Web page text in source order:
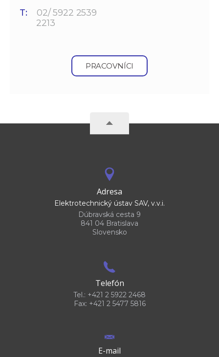
T:
02/ 5922 2539
2213
PRACOVNÍCI
Adresa
Elektrotechnický ústav SAV, v.v.i.
Dúbravská cesta 9
841 04 Bratislava
Slovensko
Telefón
Tel.: +421 2 5922 2468
Fax: +421 2 5477 5816
E-mail